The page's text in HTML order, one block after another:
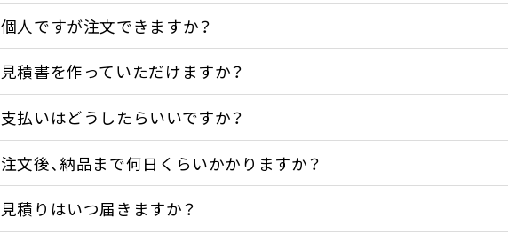
個人ですが注文できますか？
見積書を作っていただけますか？
支払いはどうしたらいいですか？
注文後、納品まで何日くらいかかりますか？
見積りはいつ届きますか？